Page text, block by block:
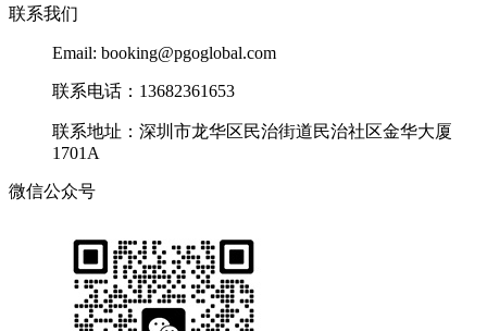
联系我们
Email: booking@pgoglobal.com
联系电话：13682361653
联系地址：深圳市龙华区民治街道民治社区金华大厦
1701A
微信公众号